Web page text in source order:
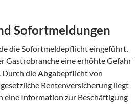
Sofortmeldungen
die Sofortmeldepflicht eingeführt,
Gastrobranche eine erhöhte Gefahr
die Abgabepflicht von
Rentenversicherung liegt
eine Information zur Beschäftigung